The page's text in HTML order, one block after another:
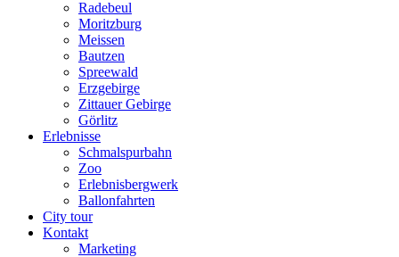
Radebeul
Moritzburg
Meissen
Bautzen
Spreewald
Erzgebirge
Zittauer Gebirge
Görlitz
Erlebnisse
Schmalspurbahn
Zoo
Erlebnisbergwerk
Ballonfahrten
City tour
Kontakt
Marketing